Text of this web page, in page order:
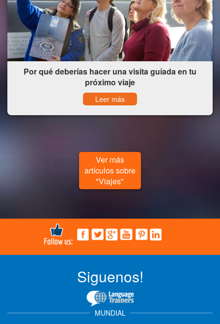
Por qué deberías hacer una visita guíada en tu
próximo viaje
Leer más
Ver más
artículos sobre
"Viajes"
Siguenos!
MUNDIAL